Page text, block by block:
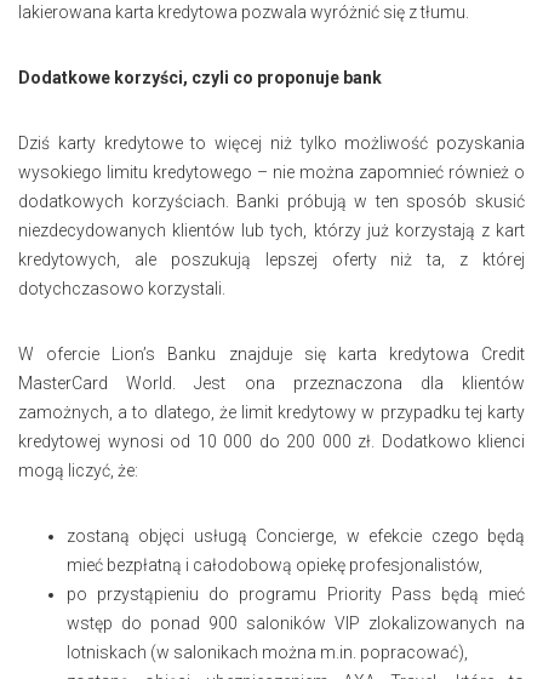
lakierowana karta kredytowa pozwala wyróżnić się z tłumu.
Dodatkowe korzyści, czyli co proponuje bank
Dziś karty kredytowe to więcej niż tylko możliwość pozyskania
wysokiego limitu kredytowego – nie można zapomnieć również o
dodatkowych korzyściach. Banki próbują w ten sposób skusić
niezdecydowanych klientów lub tych, którzy już korzystają z kart
kredytowych, ale poszukują lepszej oferty niż ta, z której
dotychczasowo korzystali.
W ofercie Lion’s Banku znajduje się karta kredytowa Credit
MasterCard World. Jest ona przeznaczona dla klientów
zamożnych, a to dlatego, że limit kredytowy w przypadku tej karty
kredytowej wynosi od 10 000 do 200 000 zł. Dodatkowo klienci
mogą liczyć, że:
zostaną objęci usługą Concierge, w efekcie czego będą
mieć bezpłatną i całodobową opiekę profesjonalistów,
po przystąpieniu do programu Priority Pass będą mieć
wstęp do ponad 900 saloników VIP zlokalizowanych na
lotniskach (w salonikach można m.in. popracować),